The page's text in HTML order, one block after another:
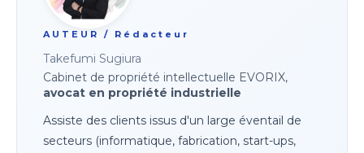
AUTEUR / Rédacteur
Takefumi Sugiura
Cabinet de propriété intellectuelle EVORIX,
avocat en propriété industrielle
Assiste des clients issus d'un large éventail de
secteurs (informatique, fabrication, start-ups,